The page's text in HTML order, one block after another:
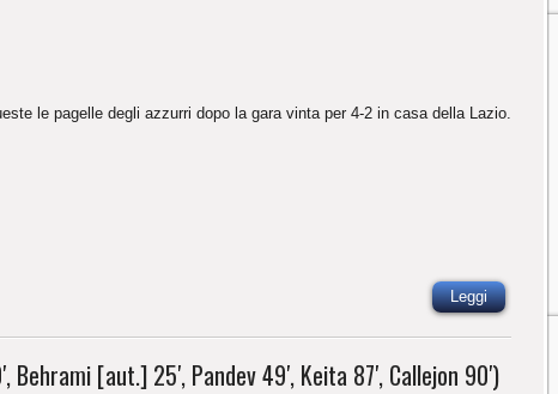
le pagelle degli azzurri dopo la gara vinta per 4-2 in casa della Lazio.
Leggi
Behrami [aut.] 25′, Pandev 49′, Keita 87′, Callejon 90′)